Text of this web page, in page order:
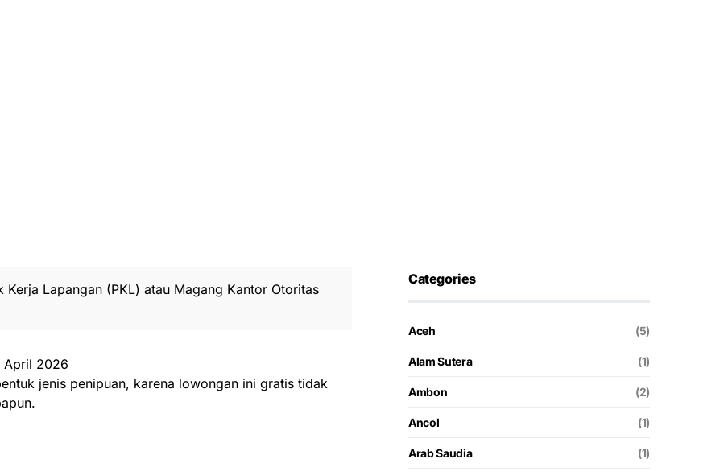
Kerja Lapangan (PKL) atau Magang Kantor Otoritas
April 2026
jenis penipuan, karena lowongan ini gratis tidak
Categories
Aceh (5)
Alam Sutera (1)
Ambon (2)
Ancol (1)
Arab Saudia (1)